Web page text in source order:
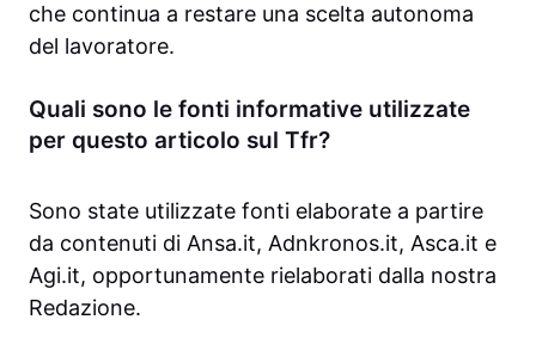
che continua a restare una scelta autonoma
del lavoratore.
Quali sono le fonti informative utilizzate
per questo articolo sul Tfr?
Sono state utilizzate fonti elaborate a partire
da contenuti di Ansa.it, Adnkronos.it, Asca.it e
Agi.it, opportunamente rielaborati dalla nostra
Redazione.